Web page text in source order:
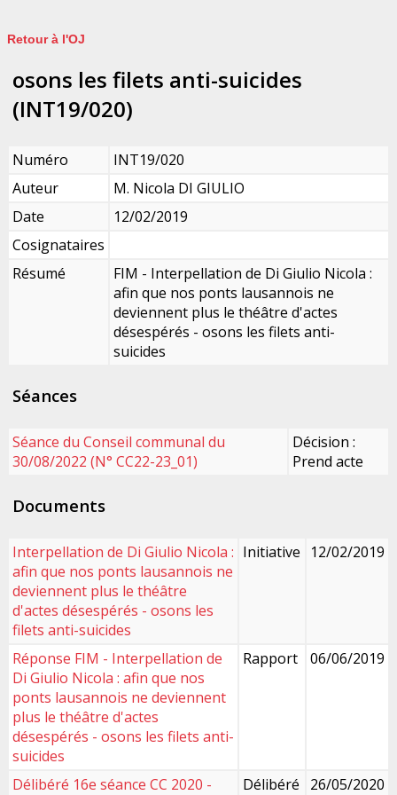
Retour à l'OJ
osons les filets anti-suicides
(INT19/020)
Numéro
INT19/020
Auteur
M. Nicola DI GIULIO
Date
12/02/2019
Cosignataires
Résumé
FIM - Interpellation de Di Giulio Nicola :
afin que nos ponts lausannois ne
deviennent plus le théâtre d'actes
désespérés - osons les filets anti-
suicides
Séances
Séance du Conseil communal du
30/08/2022 (N° CC22-23_01)
Décision :
Prend acte
Documents
Interpellation de Di Giulio Nicola :
afin que nos ponts lausannois ne
deviennent plus le théâtre
d'actes désespérés - osons les
filets anti-suicides
Initiative 12/02/2019
Réponse FIM - Interpellation de
Di Giulio Nicola : afin que nos
ponts lausannois ne deviennent
plus le théâtre d'actes
désespérés - osons les filets anti-
suicides
Rapport 06/06/2019
Délibéré 16e séance CC 2020 -
Délibéré 26/05/2020